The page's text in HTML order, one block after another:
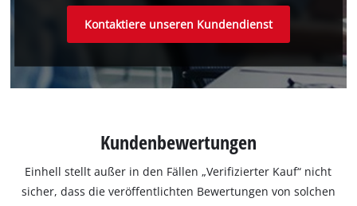
Kontaktiere unseren Kundendienst
Kundenbewertungen
Einhell stellt außer in den Fällen „Verifizierter Kauf“ nicht
sicher, dass die veröffentlichten Bewertungen von solchen